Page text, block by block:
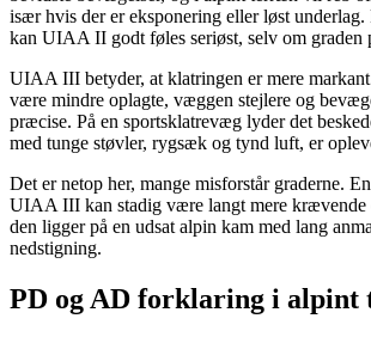
især hvis der er eksponering eller løst
kan UIAA II godt føles seriøst, selv om graden
UIAA III betyder, at klatringen er mere
være mindre oplagte, væggen stejlere og
præcise. På en sportsklatrevæg lyder det
med tunge støvler, rygsæk og tynd luft, er
Det er netop her, mange misforstår graderne.
UIAA III kan stadig være langt mere krævende
den ligger på en udsat alpin kam med lang
nedstigning.
PD og AD forklaring i